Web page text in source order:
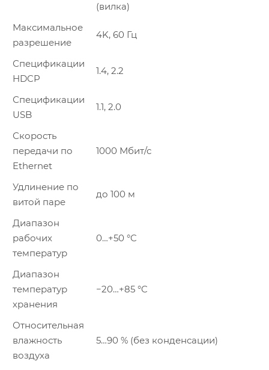
(вилка)
Максимальное
разрешение
4K, 60 Гц
Спецификации
HDCP
1.4, 2.2
Спецификации
USB
1.1, 2.0
Скорость
передачи по
Ethernet
1000 Мбит/с
Удлинение по
витой паре
до 100 м
Диапазон
рабочих
температур
0…+50 °C
Диапазон
температур
хранения
−20…+85 °C
Относительная
влажность
воздуха
5…90 % (без конденсации)